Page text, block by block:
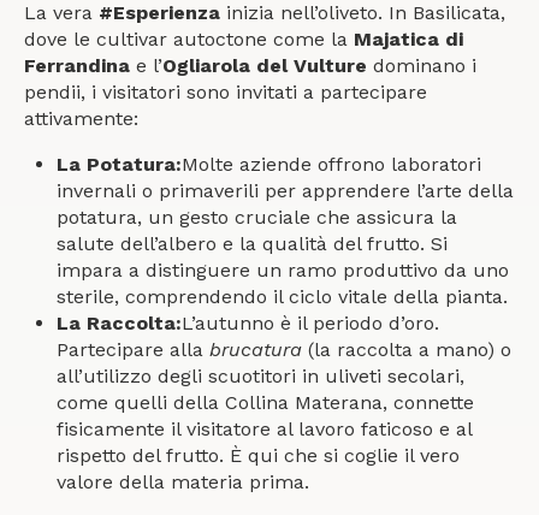
La vera #Esperienza inizia nell’oliveto. In Basilicata,
dove le cultivar autoctone come la Majatica di
Ferrandina e l’Ogliarola del Vulture dominano i
pendii, i visitatori sono invitati a partecipare
attivamente:
La Potatura:Molte aziende offrono laboratori
invernali o primaverili per apprendere l’arte della
potatura, un gesto cruciale che assicura la
salute dell’albero e la qualità del frutto. Si
impara a distinguere un ramo produttivo da uno
sterile, comprendendo il ciclo vitale della pianta.
La Raccolta:L’autunno è il periodo d’oro.
Partecipare allabrucatura (la raccolta a mano) o
all’utilizzo degli scuotitori in uliveti secolari,
come quelli della Collina Materana, connette
fisicamente il visitatore al lavoro faticoso e al
rispetto del frutto. È qui che si coglie il vero
valore della materia prima.